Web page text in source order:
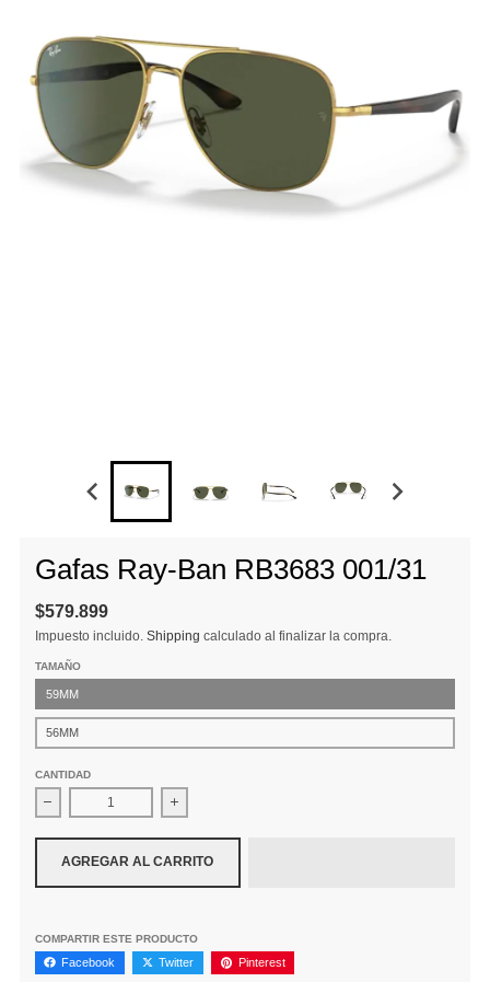
Gafas Ray-Ban RB3683 001/31
$579.899
Impuesto incluido. Shipping calculado al finalizar la compra.
TAMAÑO
59MM
56MM
CANTIDAD
Disminuir cantidad para Gafas Ray-Ban RB3683 001/31
Aumentar la cantidad para Gafas Ray-Ban
AGREGAR AL CARRITO
COMPARTIR ESTE PRODUCTO
Facebook Twitter Pinterest